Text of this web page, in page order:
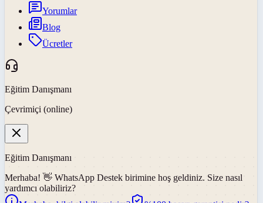
Yorumlar
Blog
Ücretler
Eğitim Danışmanı
Çevrimiçi (online)
Eğitim Danışmanı
Merhaba! 👋 WhatsApp Destek birimine hoş geldiniz. Size nasıl
yardımcı olabiliriz?